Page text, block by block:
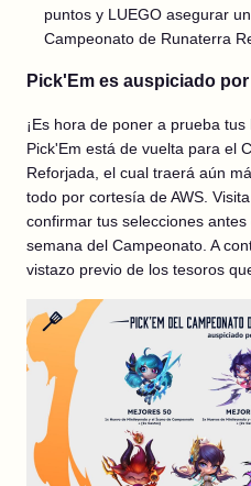
puntos y LUEGO asegurar
Campeonato de Runaterra
Pick'Em es auspiciado por
¡Es hora de poner a prueba
Pick'Em está de vuelta para el
Reforjada, el cual traerá aún
todo por cortesía de AWS. Visita
confirmar tus selecciones
semana del Campeonato. A
vistazo previo de los tesoros